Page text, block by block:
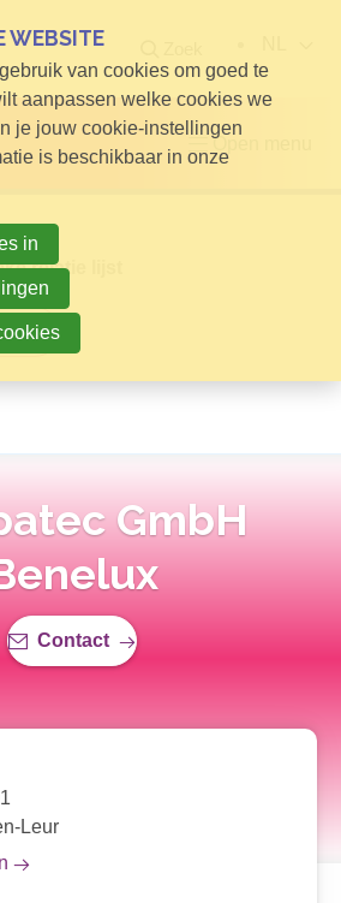
Open menu
relatie lijst
GmbH
Contact
Leur
WEBSITE
van cookies om goed te
aanpassen welke cookies we
je jouw cookie-instellingen
is beschikbaar in onze
in